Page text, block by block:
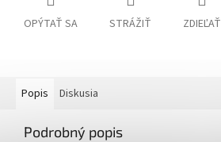
OPÝTAŤ SA STRÁŽIŤ ZDIEĽAŤ
Popis Diskusia
Podrobný popis